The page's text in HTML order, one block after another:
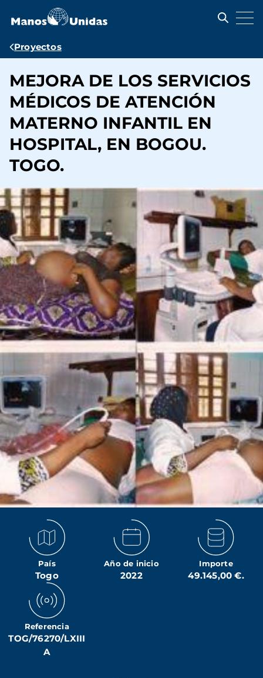
contenido
Ruta
navegación
Proyectos
MEJORA DE LOS SERVICIOS
MÉDICOS DE ATENCIÓN
MATERNO INFANTIL EN
HOSPITAL, EN BOGOU.
TOGO.
País
Togo
Año de inicio
2022
Importe
49.145,00 €.
Referencia
TOG/76270/LXIII
A